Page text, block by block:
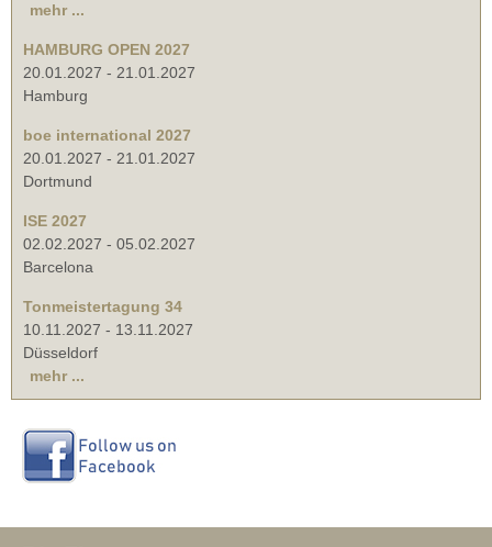
mehr ...
HAMBURG OPEN 2027
20.01.2027 - 21.01.2027
Hamburg
boe international 2027
20.01.2027 - 21.01.2027
Dortmund
ISE 2027
02.02.2027 - 05.02.2027
Barcelona
Tonmeistertagung 34
10.11.2027 - 13.11.2027
Düsseldorf
mehr ...